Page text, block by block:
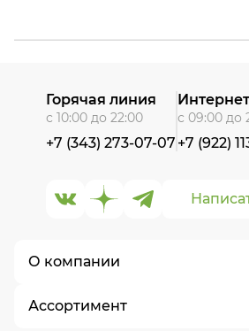
О компании
О нас
Ассортимент
Горячая линия
с 10:00 до 22:00
+7 (343) 273-07-07
с 09:00 до
+7 (922)